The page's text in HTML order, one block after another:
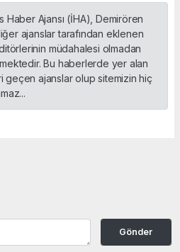
Haber Ajansı (İHA), Demirören
ajanslar tarafından eklenen
müdahalesi olmadan
Bu haberlerde yer alan
geçen ajanslar olup sitemizin hiç
Gönder